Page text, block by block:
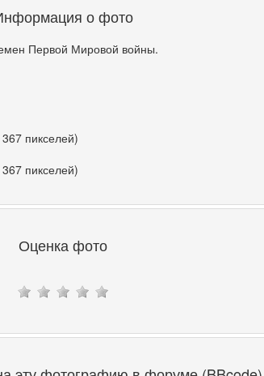
о фото
Первой Мировой войны.
пикселей)
пикселей)
Оценка фото